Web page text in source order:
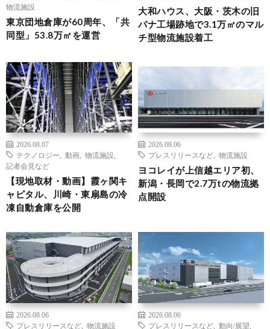
物流施設
東京団地倉庫が60周年、「共
同型」53.8万㎡を運営
大和ハウス、大阪・茨木の旧
パナ工場跡地で3.1万㎡のマル
チ型物流施設着工
2026.08.07
テクノロジー
動画 物流施設
記者会見など
【現地取材・動画】霞ヶ関キ
ャピタル、川崎・東扇島の冷
凍自動倉庫を公開
2026.08.06
プレスリリースなど
物流施設
ヨコレイが上信越エリア初、
新潟・長岡で2.7万tの物流拠
点開設
2026.08.06
プレスリリースなど
物流施設
2026.08.06
プレスリリースなど
動向/展望